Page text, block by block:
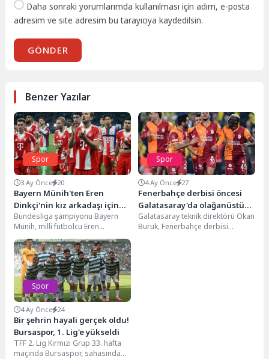
Daha sonraki yorumlarımda kullanılması için adım, e-posta
adresim ve site adresim bu tarayıcıya kaydedilsin.
GÖNDER
Benzer Yazılar
Spor
3 Ay Önce 20
Bayern Münih'ten Eren
Dinkçi'nin kız arkadaşı için
başlatılan kampanyaya
destek
Bundesliga şampiyonu Bayern
Münih, milli futbolcu Eren
Dinkçi'nin lösemi teşhisi konulan
kız arkadaşı için başlatılan...
Spor
4 Ay Önce 27
Fenerbahçe derbisi öncesi
Galatasaray'da olağanüstü
hal: İşte getirilen yasaklar
Galatasaray teknik direktörü Okan
Buruk, Fenerbahçe derbisi
Spor
4 Ay Önce 24
Bir şehrin hayali gerçek oldu!
Bursaspor, 1. Lig'e yükseldi
TFF 2. Lig Kırmızı Grup 33. hafta
maçında Bursaspor, sahasında